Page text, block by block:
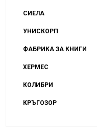
СИЕЛА
УНИСКОРП
ФАБРИКА ЗА КНИГИ
ХЕРМЕС
КОЛИБРИ
КРЪГОЗОР